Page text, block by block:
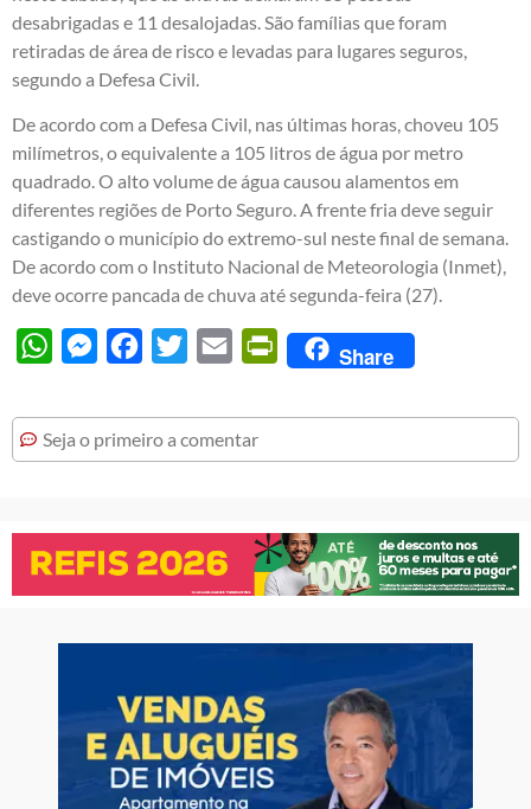
desabrigadas e 11 desalojadas. São famílias que foram
retiradas de área de risco e levadas para lugares seguros,
segundo a Defesa Civil.
De acordo com a Defesa Civil, nas últimas horas, choveu 105
milímetros, o equivalente a 105 litros de água por metro
quadrado. O alto volume de água causou alamentos em
diferentes regiões de Porto Seguro. A frente fria deve seguir
castigando o município do extremo-sul neste final de semana.
De acordo com o Instituto Nacional de Meteorologia (Inmet),
deve ocorre pancada de chuva até segunda-feira (27).
WhatsAppMessengerFacebook
Twitter Email PrintFriendly
Share
Seja o primeiro a comentar